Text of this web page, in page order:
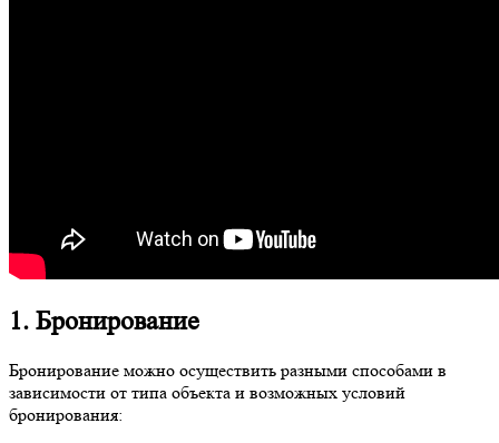
1. Бронирование
Бронирование можно осуществить разными способами в
зависимости от типа объекта и возможных условий
бронирования: